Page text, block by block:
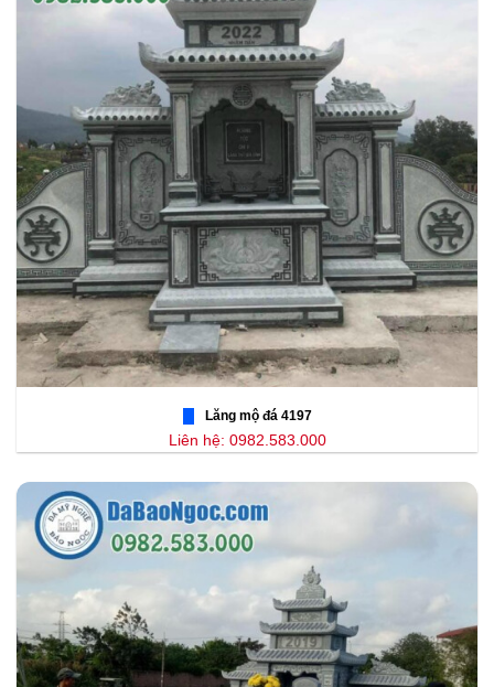
Lăng mộ đá 4197
Liên hệ: 0982.583.000